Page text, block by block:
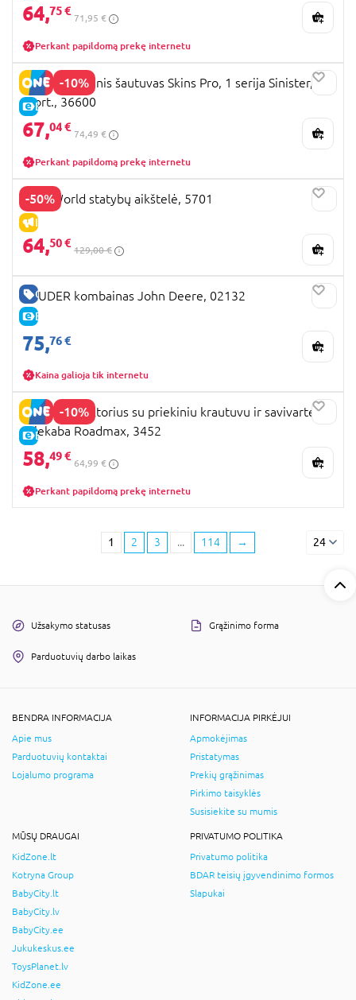
64,75 €
71,95 €
Perkant papildomą prekę internetu
-10%
E-KAINA
X-SHOT žaislinis šautuvas Skins Pro, 1 serija Sinister,
asort., 36600
67,04 €
74,49 €
Perkant papildomą prekę internetu
-50%
IŠPARDAVIMAS
SIKU World statybų aikštelė, 5701
64,50 €
129,00 €
GERA KAINA
E-KAINA
BRUDER kombainas John Deere, 02132
75,76 €
Kaina galioja tik internetu
-10%
E-KAINA
BRUDER traktorius su priekiniu krautuvu ir savivarte
priekaba Roadmax, 3452
58,49 €
64,99 €
Perkant papildomą prekę internetu
1 2 3 ... 114 → 24
Užsakymo statusas Grąžinimo forma
Parduotuvių darbo laikas
BENDRA INFORMACIJA
Apie mus
Parduotuvių kontaktai
Lojalumo programa
INFORMACIJA PIRKĖJUI
Apmokėjimas
Pristatymas
Prekių grąžinimas
Pirkimo taisyklės
Susisiekite su mumis
MŪSŲ DRAUGAI
KidZone.lt
Kotryna Group
BabyCity.lt
BabyCity.lv
BabyCity.ee
Jukukeskus.ee
ToysPlanet.lv
KidZone.ee
PRIVATUMO POLITIKA
Privatumo politika
BDAR teisių įgyvendinimo formos
Slapukai